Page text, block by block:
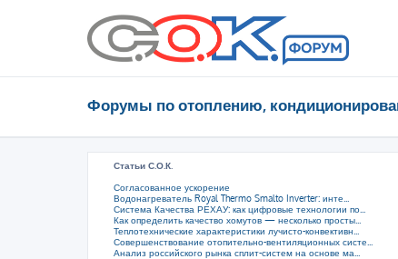
Форумы по отоплению,
Статьи С.О.К.
Согласованное ускорение
Водонагреватель Royal Thermo Smalto Inverter: инте...
Система Качества РЕХАУ: как цифровые технологии по...
Как определить качество хомутов — несколько просты...
Теплотехнические характеристики лучисто-конвективн...
Совершенствование отопительно-вентиляционных систе...
Анализ российского рынка сплит-систем на основе ма...